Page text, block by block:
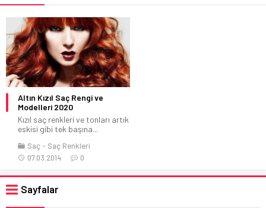
Altın Kızıl Saç Rengi ve
Modelleri 2020
Kızıl saç renkleri ve tonları artık
eskisi gibi tek başına...
Saç
Saç Renkleri
07.03.2014
0
Sayfalar